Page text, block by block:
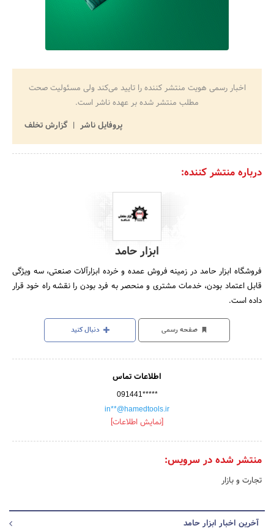
اخبار رسمی هویت منتشر کننده را تایید می‌کند ولی مسئولیت صحت
مطلب منتشر شده بر عهده ناشر است.
پروفایل ناشر
گزارش تخلف
درباره منتشر کننده:
ابزار حامد
فروشگاه ابزار حامد در زمینه فروش عمده و خرده ابزارآلات صنعتی، سه ویژگی
قابل اعتماد بودن، خدمات مشتری و منحصر به فرد بودن را نقشه راه خود قرار
داده است.
صفحه رسمی دنبال کنید
اطلاعات تماس
091441*****
in**@hamedtools.ir
[نمایش اطلاعات]
منتشر شده در سرویس:
تجارت و بازار
آخرین اخبار ابزار حامد